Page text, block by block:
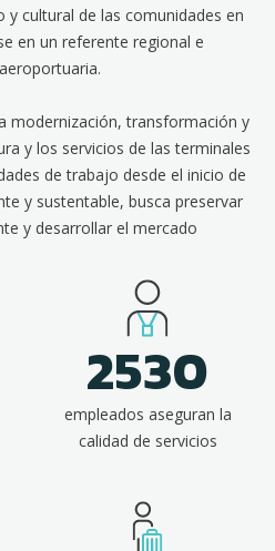
cultural de las comunidades en
en un referente regional e
modernización, transformación y
y los servicios de las terminales
de trabajo desde el inicio de
y sustentable, busca preservar
y desarrollar el mercado
2530
empleados aseguran la
calidad de servicios